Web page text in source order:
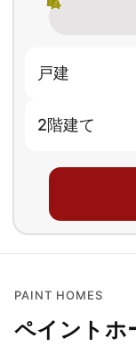
PAINT HOMES
ペイントホ